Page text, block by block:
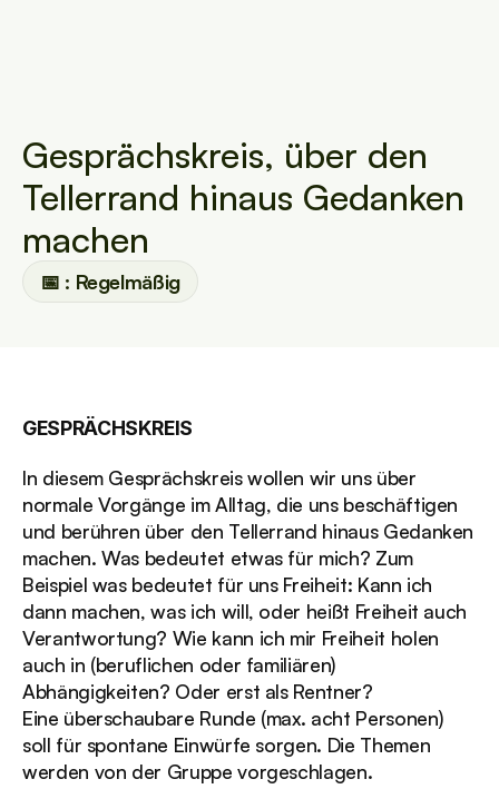
Gesprächskreis, über den
Tellerrand hinaus Gedanken
machen
📅 : Regelmäßig
GESPRÄCHSKREIS
In diesem Gesprächskreis wollen wir uns über
normale Vorgänge im Alltag, die uns beschäftigen
und berühren über den Tellerrand hinaus Gedanken
machen. Was bedeutet etwas für mich? Zum
Beispiel was bedeutet für uns Freiheit: Kann ich
dann machen, was ich will, oder heißt Freiheit auch
Verantwortung? Wie kann ich mir Freiheit holen
auch in (beruflichen oder familiären)
Abhängigkeiten? Oder erst als Rentner?
Eine überschaubare Runde (max. acht Personen)
soll für spontane Einwürfe sorgen. Die Themen
werden von der Gruppe vorgeschlagen.